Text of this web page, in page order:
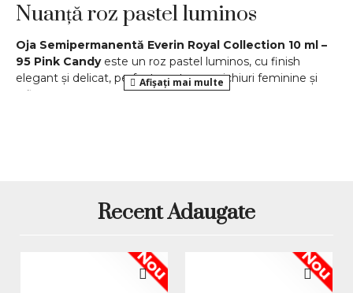
Nuanță roz pastel luminos
Oja Semipermanentă Everin Royal Collection 10 ml –
95 Pink Candyeste un roz pastel luminos, cu finish
elegant și delicat, perfect pentru manichiuri feminine și
rafinate.
Rezistență îndelungată
cu luciu intens și aspect proaspăt.
Polimerizare rapidă
Recent Adaugate
Nou Nou